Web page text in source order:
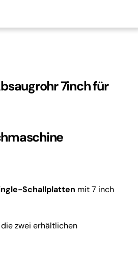
7inch für
Schallplatten mit 7 inch
zwei erhältlichen